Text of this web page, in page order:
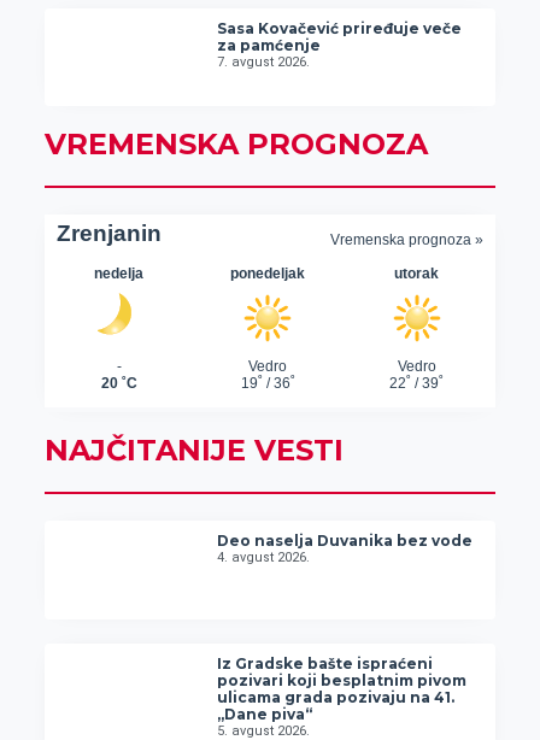
Sasa Kovačević priređuje veče
za pamćenje
7. avgust 2026.
VREMENSKA PROGNOZA
NAJČITANIJE VESTI
Deo naselja Duvanika bez vode
4. avgust 2026.
Iz Gradske bašte ispraćeni
pozivari koji besplatnim pivom
ulicama grada pozivaju na 41.
„Dane piva“
5. avgust 2026.